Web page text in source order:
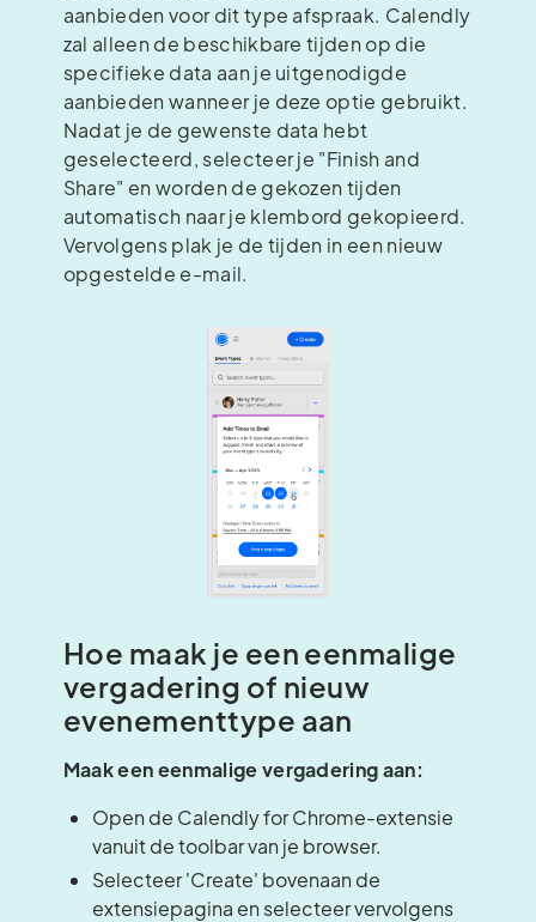
aanbieden voor dit type afspraak. Calendly
zal alleen de beschikbare tijden op die
specifieke data aan je uitgenodigde
aanbieden wanneer je deze optie gebruikt.
Nadat je de gewenste data hebt
geselecteerd, selecteer je "Finish and
Share" en worden de gekozen tijden
automatisch naar je klembord gekopieerd.
Vervolgens plak je de tijden in een nieuw
opgestelde e-mail.
Hoe maak je een eenmalige
vergadering of nieuw
evenementtype aan
Maak een eenmalige vergadering aan:
Open de Calendly for Chrome-extensie
vanuit de toolbar van je browser.
Selecteer 'Create' bovenaan de
extensiepagina en selecteer vervolgens